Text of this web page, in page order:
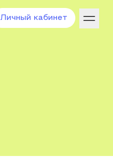
Личный кабинет